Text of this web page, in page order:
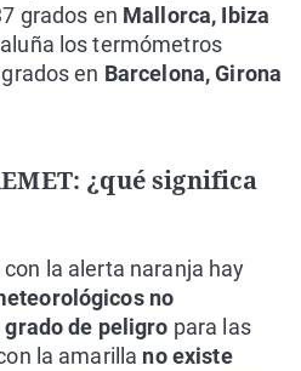
grados en Mallorca, Ibiza
los termómetros
en Barcelona, Girona
¿qué significa
la alerta naranja hay
no
de peligro para las
la amarilla no existe